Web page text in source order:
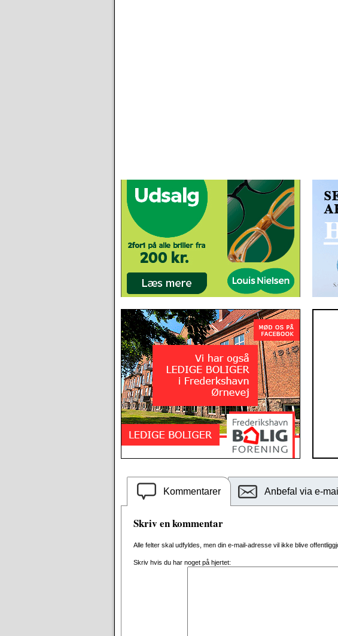
Kommentarer Anbefal via e-mail
Skriv en kommentar
Alle felter skal udfyldes, men din e-mail-adresse vil ikke blive
Skriv hvis du har noget på hjertet: